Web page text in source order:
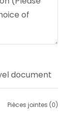
document
Pièces jointes (0)